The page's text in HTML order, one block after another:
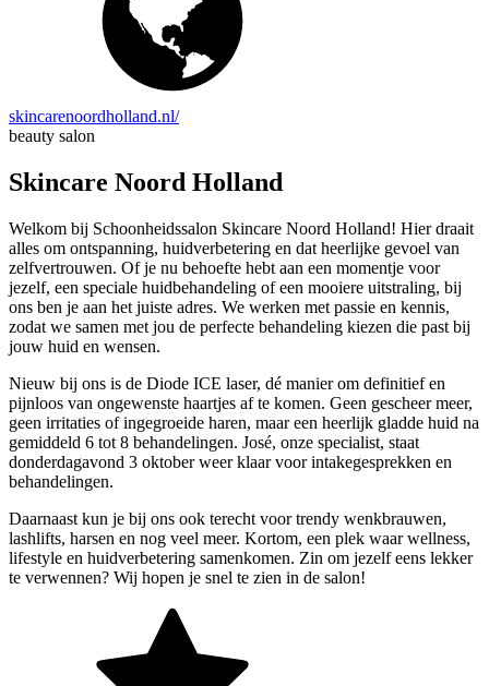
skincarenoordholland.nl/
beauty salon
Skincare Noord Holland
Welkom bij Schoonheidssalon Skincare Noord Holland! Hier draait
alles om ontspanning, huidverbetering en dat heerlijke gevoel van
zelfvertrouwen. Of je nu behoefte hebt aan een momentje voor
jezelf, een speciale huidbehandeling of een mooiere uitstraling, bij
ons ben je aan het juiste adres. We werken met passie en kennis,
zodat we samen met jou de perfecte behandeling kiezen die past bij
jouw huid en wensen.
Nieuw bij ons is de Diode ICE laser, dé manier om definitief en
pijnloos van ongewenste haartjes af te komen. Geen gescheer meer,
geen irritaties of ingegroeide haren, maar een heerlijk gladde huid na
gemiddeld 6 tot 8 behandelingen. José, onze specialist, staat
donderdagavond 3 oktober weer klaar voor intakegesprekken en
behandelingen.
Daarnaast kun je bij ons ook terecht voor trendy wenkbrauwen,
lashlifts, harsen en nog veel meer. Kortom, een plek waar wellness,
lifestyle en huidverbetering samenkomen. Zin om jezelf eens lekker
te verwennen? Wij hopen je snel te zien in de salon!